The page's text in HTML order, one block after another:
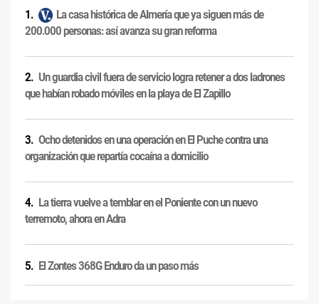
La casa histórica de Almería que ya siguen más de
200.000 personas: así avanza su gran reforma
Un guardia civil fuera de servicio logra retener a dos ladrones
que habían robado móviles en la playa de El Zapillo
Ocho detenidos en una operación en El Puche contra una
organización que repartía cocaína a domicilio
La tierra vuelve a temblar en el Poniente con un nuevo
terremoto, ahora en Adra
El Zontes 368G Enduro da un paso más